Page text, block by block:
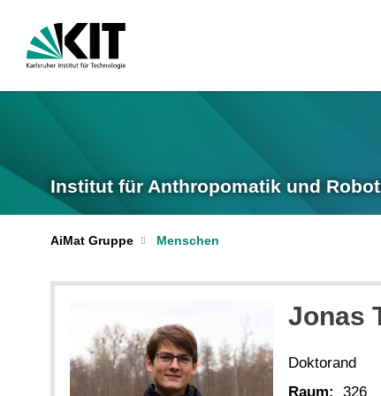
Institut für Anthropomatik und
AiMat Gruppe Menschen
Jonas
Doktorand
Raum:
326